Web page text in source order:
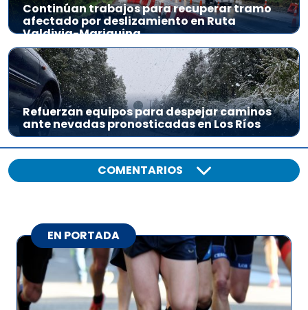
Continúan trabajos para recuperar tramo
afectado por deslizamiento en Ruta
Valdivia-Mariquina
Refuerzan equipos para despejar caminos
ante nevadas pronosticadas en Los Ríos
COMENTARIOS
EN PORTADA